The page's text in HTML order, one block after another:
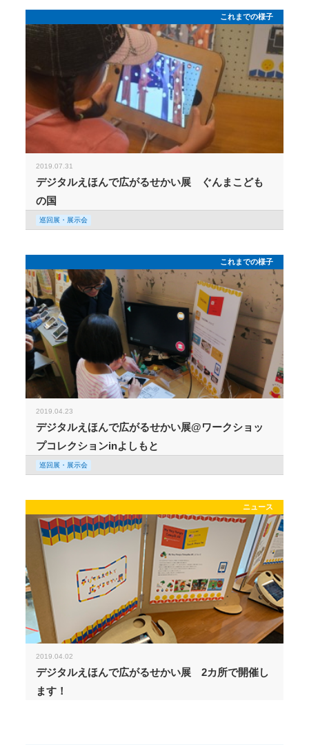
これまでの様子
2019.07.31
デジタルえほんで広がるせかい展 ぐんまこども
の国
巡回展・展示会
これまでの様子
2019.04.23
デジタルえほんで広がるせかい展@ワークショッ
プコレクションinよしもと
巡回展・展示会
ニュース
2019.04.02
デジタルえほんで広がるせかい展 2カ所で開催し
ます！